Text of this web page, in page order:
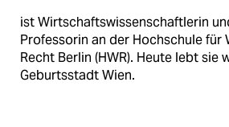
ist Wirtschaftswissenschaftlerin
Professorin an der Hochschule für
Recht Berlin (HWR). Heute lebt sie
Geburtsstadt Wien.